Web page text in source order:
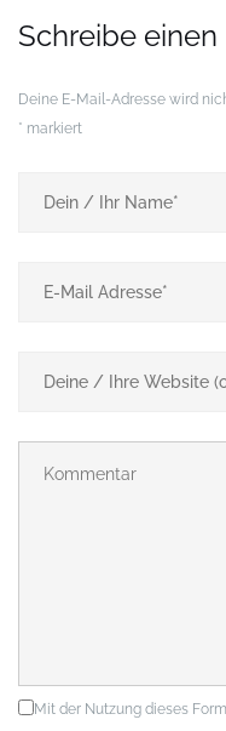
Schreibe
Deine E-Mail-Adresse wird
* markiert
Mit der Nutzung dieses